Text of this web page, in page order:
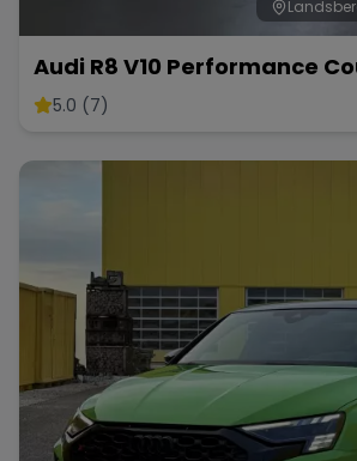
Audi R8 V10 Performance
5.0 (7)